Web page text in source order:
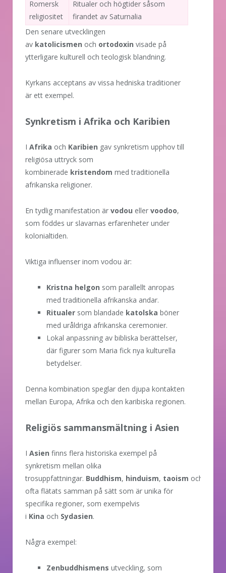
Romersk
religiositet
Ritualer och högtider såsom
firandet av Saturnalia
Den senare utvecklingen
av katolicismen och ortodoxin visade på
ytterligare kulturell och teologisk blandning.
Kyrkans acceptans av vissa hedniska traditioner
är ett exempel.
Synkretism i Afrika och Karibien
I Afrika och Karibien gav synkretism upphov till
religiösa uttryck som
kombinerade kristendom med traditionella
afrikanska religioner.
En tydlig manifestation är vodou eller voodoo,
som föddes ur slavarnas erfarenheter under
kolonialtiden.
Viktiga influenser inom vodou är:
Kristna helgon som parallellt anropas
med traditionella afrikanska andar.
Ritualer som blandade katolska böner
med uråldriga afrikanska ceremonier.
Lokal anpassning av bibliska berättelser,
där figurer som Maria fick nya kulturella
betydelser.
Denna kombination speglar den djupa kontakten
mellan Europa, Afrika och den karibiska regionen.
Religiös sammansmältning i Asien
I Asien finns flera historiska exempel på
synkretism mellan olika
trosuppfattningar. Buddhism, hinduism, taoism och
ofta flätats samman på sätt som är unika för
specifika regioner, som exempelvis
i Kina och Sydasien.
Några exempel:
Zenbuddhismens utveckling, som